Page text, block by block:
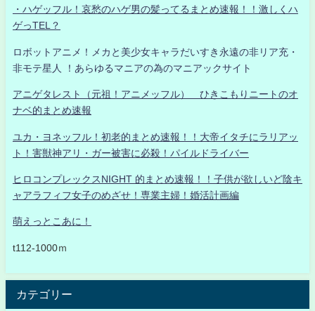
・ハゲッフル！哀愁のハゲ男の髪ってるまとめ速報！！激しくハ
ゲっTEL？
ロボットアニメ！メカと美少女キャラだいすき永遠の非リア充・
非モテ星人 ！あらゆるマニアの為のマニアックサイト
アニゲタレスト（元祖！アニメッフル） ひきこもりニートのオ
ナベ的まとめ速報
ユカ・ヨネッフル！初老的まとめ速報！！大帝イタチにラリアッ
ト！害獣神アリ・ガー被害に必殺！パイルドライバー
ヒロコンプレックスNIGHT 的まとめ速報！！子供が欲しいど陰キ
ャアラフィフ女子のめざせ！専業主婦！婚活計画編
萌えっとこあに！
t112-1000ｍ
カテゴリー